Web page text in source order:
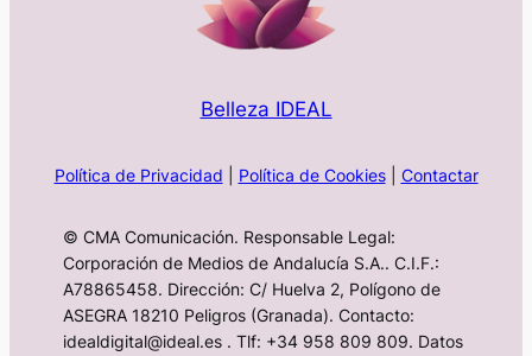
Belleza IDEAL
Política de Privacidad Política de Cookies| Contactar
© CMA Comunicación. Responsable Legal:
Corporación de Medios de Andalucía S.A.. C.I.F.:
A78865458. Dirección: C/ Huelva 2, Polígono de
ASEGRA 18210 Peligros (Granada). Contacto:
idealdigital@ideal.es . Tlf: +34 958 809 809. Datos